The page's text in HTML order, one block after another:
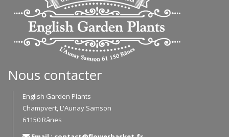
Nous contacter
English Garden Plants
Champvert, L'Aunay Samson
61150 Rânes